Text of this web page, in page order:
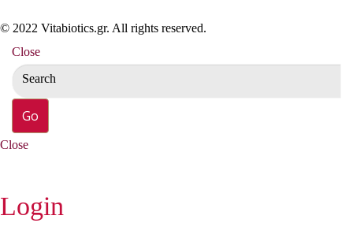
© 2022 Vitabiotics.gr. All rights reserved.
Close
Close
Login